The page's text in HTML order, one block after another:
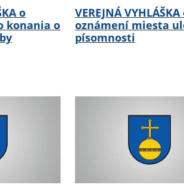
o
konania o
VEREJNÁ VYHLÁŠKA
oznámení miesta
písomnosti